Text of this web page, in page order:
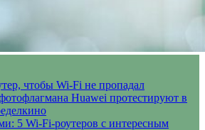
чтобы Wi-Fi не пропадал
Huawei протестируют в
5 Wi-Fi-роутеров с интересным